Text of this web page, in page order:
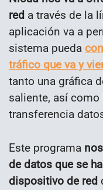
red a través de la
aplicación va a
sistema pueda
tráfico que va y
tanto una gráfica
saliente, así
transferencia
Este programa
de datos que se
dispositivo de red